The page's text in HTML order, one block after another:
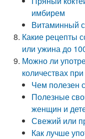
имбирем
Витаминный
Какие рецепты
или ужина до
Можно ли
количествах
Чем полезен
Полезные
женщин и
Свежий или
Как лучше